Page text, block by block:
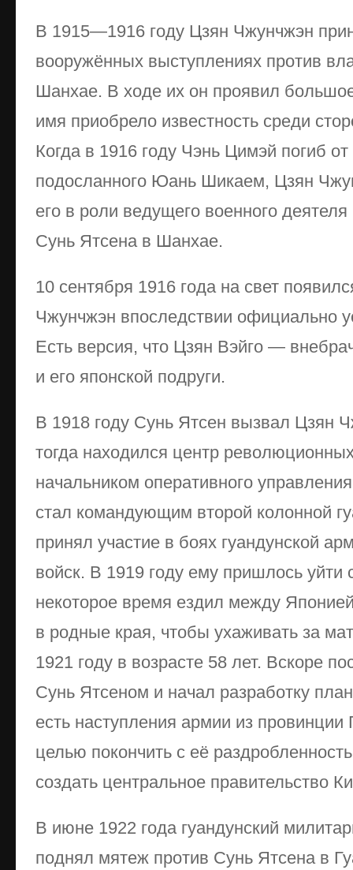
В 1915—1916 году Цзян Чжунчжэн
вооружённых выступлениях против
Шанхае. В ходе их он проявил
имя приобрело известность среди
Когда в 1916 году Чэнь Цимэй погиб
подосланного Юань Шикаем, Цзян
его в роли ведущего военного
Сунь Ятсена в Шанхае.
10 сентября 1916 года на свет
Чжунчжэн впоследствии официально
Есть версия, что Цзян Вэйго —
и его японской подруги.
В 1918 году Сунь Ятсен вызвал Цзян
тогда находился центр
начальником оперативного
стал командующим второй колонной
принял участие в боях гуандунской
войск. В 1919 году ему пришлось
некоторое время ездил между
в родные края, чтобы ухаживать за
1921 году в возрасте 58 лет. Вскоре
Сунь Ятсеном и начал разработку
есть наступления армии из провинции
целью покончить с её
создать центральное правительство
В июне 1922 года гуандунский
поднял мятеж против Сунь Ятсена в